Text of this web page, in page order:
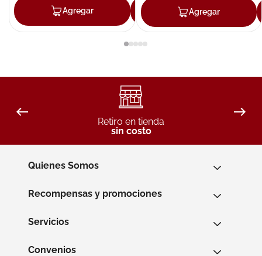
Agregar Agregar
Agregar
Retiro en tienda
sin costo
Quienes Somos
Recompensas y promociones
Servicios
Convenios